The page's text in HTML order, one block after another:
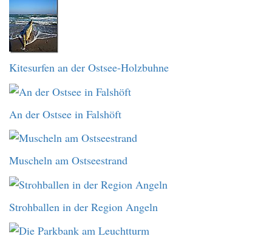
Kitesurfen an der Ostsee-Holzbuhne
An der Ostsee in Falshöft
Muscheln am Ostseestrand
Strohballen in der Region Angeln